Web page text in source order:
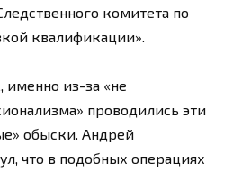
комитета по
квалификации».
из-за «не
проводились эти
обыски. Андрей
что в подобных операциях